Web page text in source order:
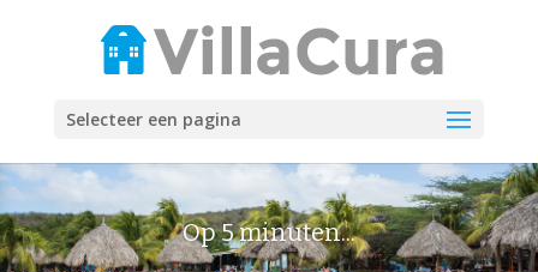
Selecteer een pagina
Op 5 minuten...